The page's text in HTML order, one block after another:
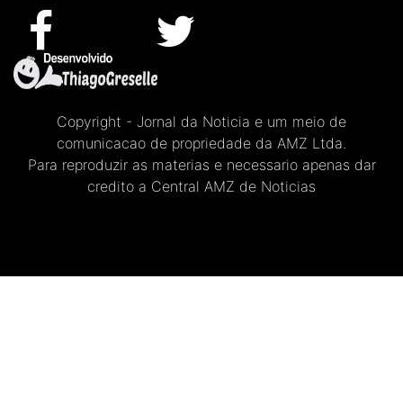
Copyright - Jornal da Noticia e um meio de
comunicacao de propriedade da AMZ Ltda.
Para reproduzir as materias e necessario apenas dar
credito a Central AMZ de Noticias